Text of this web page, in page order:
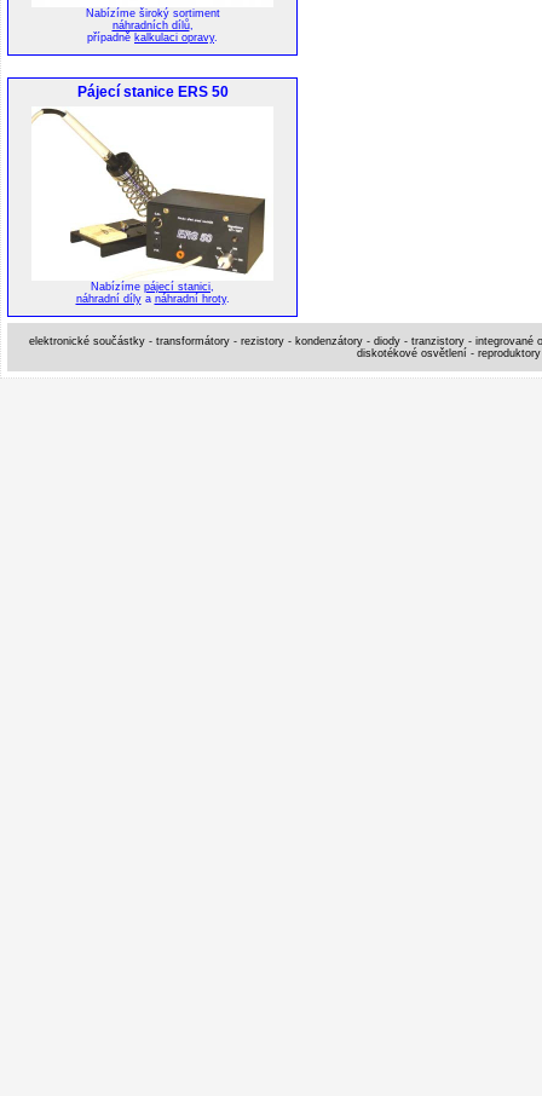
Nabízíme široký sortiment
náhradních dílů,
případně kalkulaci opravy.
Pájecí stanice ERS 50
Nabízíme pájecí stanici,
náhradní dílya náhradní hroty.
elektronické součástky - transformátory - rezistory - kondenzátory - diody - tranzistory -
diskotékové osvětlení -